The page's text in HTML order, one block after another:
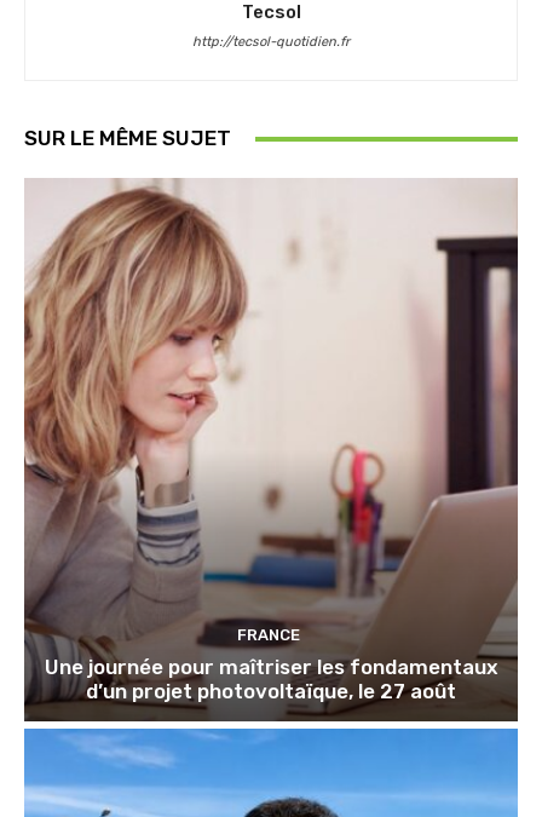
Tecsol
http://tecsol-quotidien.fr
SUR LE MÊME SUJET
FRANCE
Une journée pour maîtriser les fondamentaux
d’un projet photovoltaïque, le 27 août